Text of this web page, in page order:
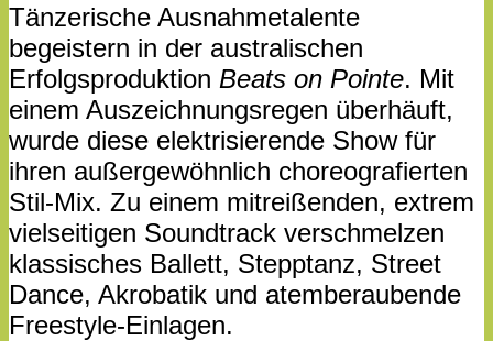
Tänzerische Ausnahmetalente
begeistern in der australischen
Erfolgsproduktion Beats on Pointe. Mit
einem Auszeichnungsregen überhäuft,
wurde diese elektrisierende Show für
ihren außergewöhnlich choreografierten
Stil-Mix. Zu einem mitreißenden, extrem
vielseitigen Soundtrack verschmelzen
klassisches Ballett, Stepptanz, Street
Dance, Akrobatik und atemberaubende
Freestyle-Einlagen.